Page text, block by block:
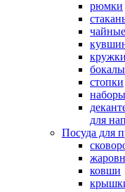
рюмки
кружки
стопки
для
Посуда для
ковши